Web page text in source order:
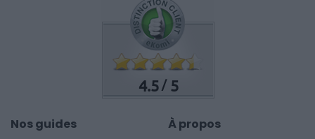
4.5 /5
Nos guides À propos